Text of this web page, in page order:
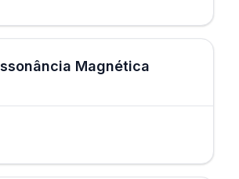
Magnética